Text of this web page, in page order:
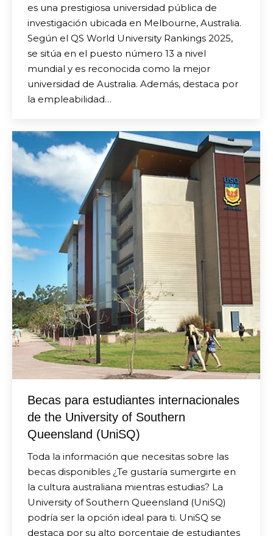
es una prestigiosa universidad pública de
investigación ubicada en Melbourne, Australia.
Según el QS World University Rankings 2025,
se sitúa en el puesto número 13 a nivel
mundial y es reconocida como la mejor
universidad de Australia. Además, destaca por
la empleabilidad…
Becas para estudiantes internacionales
de the University of Southern
Queensland (UniSQ)
Toda la información que necesitas sobre las
becas disponibles ¿Te gustaría sumergirte en
la cultura australiana mientras estudias? La
University of Southern Queensland (UniSQ)
podría ser la opción ideal para ti. UniSQ se
destaca por su alto porcentaje de estudiantes